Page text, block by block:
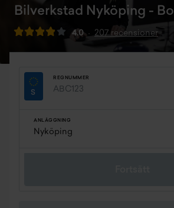
Bilverkstad Nyköping -
4.0 207 recensioner
REGNUMMER
ANLÄGGNING